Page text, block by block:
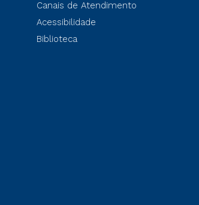
Canais de Atendimento
Acessibilidade
Biblioteca